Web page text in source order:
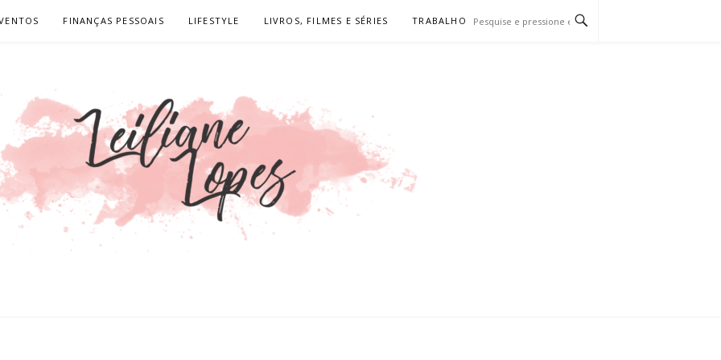
FINANÇAS PESSOAIS LIFESTYLE LIVROS, FILMES E SÉRIES TRABALHO